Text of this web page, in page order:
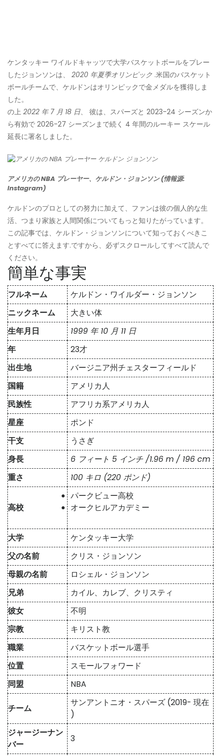
ケンタッキー ワイルドキャッツで大学バスケットボールをプレー
したジョンソンは、
2020 年夏季オリンピック .米国のバスケット
ボールチームで、ケルドンはオリンピックで金メダルを獲得しま
した。
の上 2022 年 7 月 18 日、
彼は、スパーズと 2023-24 シーズンか
ら有効で 2026-27 シーズンまで続く 4 年間のルーキー スケール
延長に署名しました。
アメリカの NBA プレーヤー、ケルドン・ジョンソン (情報源:
Instagram)
ケルドンのプロとしての努力に加えて、ファンは彼の個人的な生
活、つまり家族と人間関係についてもっと知りたがっています。
この記事では、ケルドン・ジョンソンについて知っておくべきこ
とすべてに答えます.ですから、必ずスクロールしてすべて読んで
ください。
簡単な事実
フルネーム
ケルドン・ワイルダー・ジョンソン
ニックネーム
大きい体
生年月日
1999 年 10 月 11 日
年
23才
出生地
バージニア州チェスターフィールド
国籍
アメリカ人
民族性
アフリカ系アメリカ人
星座
ポンド
干支
うさぎ
身長
6 フィート 5 インチ /1.96 m / 196 cm
重さ
100 キロ (220 ポンド)
高校
パークビュー高校
オークヒルアカデミー
大学
ケンタッキー大学
父の名前
クリス・ジョンソン
母親の名前
ロシェル・ジョンソン
兄弟
カイル、カレブ、クリスティ
彼女
不明
宗教
キリスト教
職業
バスケットボール選手
位置
スモールフォワード
同盟
NBA
チーム
サンアントニオ・スパーズ (2019- 現在​​
)
ジャージーナン
バー
3